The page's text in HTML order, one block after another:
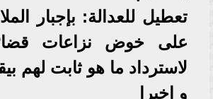
تعطيل للعدالة: بإجبار
على خوض نزاعات
لاسترداد ما هو ثابت لهم
و اخيرا